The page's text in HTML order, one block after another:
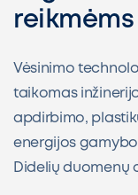
reikmėms
Vėsinimo
taikomas
apdirbimo,
energijos
Didelių duomenų